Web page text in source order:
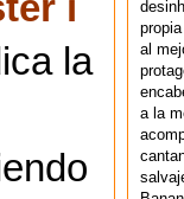
la
al
a la